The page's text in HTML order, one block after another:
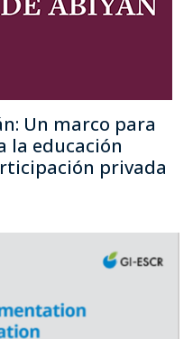
Un marco para
la educación
privada